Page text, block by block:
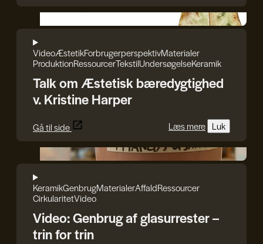
VideoÆstetikForbrugerperspektivMaterialer
ProduktionRessourcerTekstilUndersøgelseKeramik
Talk om Æstetisk bæredygtighed
v. Kristine Harper
Gå til side Læs mere Luk
KeramikGenbrugMaterialerAffaldRessourcer
CirkularitetVideo
Video: Genbrug af glasurrester –
trin for trin